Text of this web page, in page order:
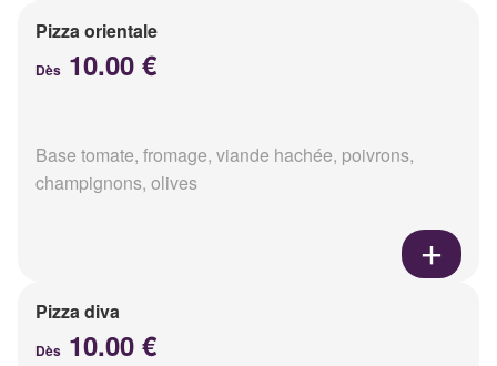
Pizza orientale
Dès 10.00 €
Base tomate, fromage, viande hachée, poivrons,
champignons, olives
Pizza diva
Dès 10.00 €